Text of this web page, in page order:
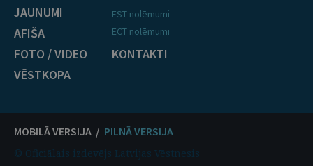
JAUNUMI
AFIŠA
FOTO / VIDEO
VĒSTKOPA
EST nolēmumi
ECT nolēmumi
KONTAKTI
MOBILĀ VERSIJA / PILNĀ VERSIJA
© Oficiālais izdevējs Latvijas Vēstnesis